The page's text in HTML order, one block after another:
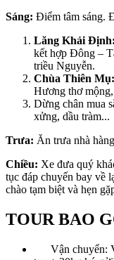
Sáng: Điểm tâm sáng.
Lăng Khải Định:
kết hợp Đông –
triều Nguyễn.
Chùa Thiên Mụ:
Hương thơ
Dừng chân mua
xửng, dầu tràm...
Trưa: Ăn trưa nhà
Chiều: Xe đưa quý
tục đáp chuyến bay về
chào tạm biệt và hẹn
TOUR BAO
Vận chuyển: